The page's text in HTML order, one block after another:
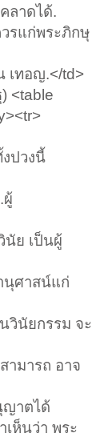
ลาดได้.
รแก่พระภิกษุ
เทอญ.</td>
<table
ปวงนี้
ผู้
นัย เป็นผู้
นุศาสน์แก่
วินัยกรรม จะ
ามารถ อาจ
ญาตได้
เห็นว่า พระ